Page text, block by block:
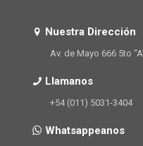
Nuestra Dirección
Av. de Mayo 666 5to
Llamanos
+54 (011) 5031-3404
Whatsappeanos